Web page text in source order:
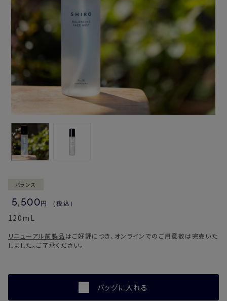
バランス
5,500円 （税込）
120mL
リニューアル前製品 はご好評につき、オンラインでのご用意数は完売いた
しました。ご了承ください。
バッグに入れる